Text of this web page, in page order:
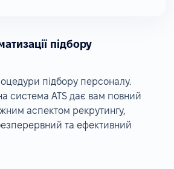
підбору
підбору персоналу.
система ATS дає вам повний
аспектом рекрутингу,
та ефективний